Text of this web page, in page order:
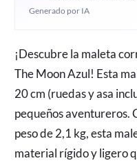
Generado por IA
¡Descubre la maleta
The Moon Azul! Esta
20 cm (ruedas y asa
pequeños aventureros.
peso de 2,1 kg, esta
material rígido y ligero